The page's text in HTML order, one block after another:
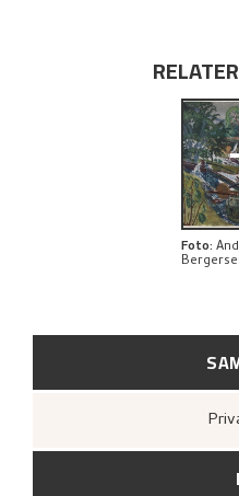
PROVENIENS
BIBLIOGRAFI
UTFORSK
Foto: